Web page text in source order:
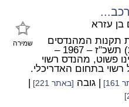
שמירה
עזרא
תקנות המהנדסים
והאדריכלים (רישוי וייחוד פעולות) תשכ"ז – 1967 –
פשוט, מהנדס רשוי
רשוי בתחום האדריכלי.
| גובה [באתר 221]
|